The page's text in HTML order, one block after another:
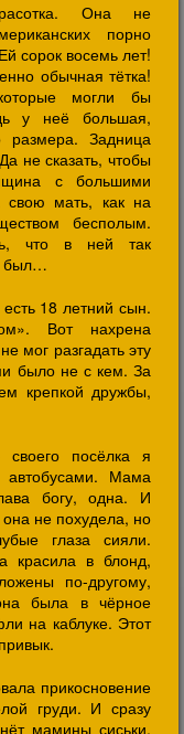
Она не
порно
сорок восемь лет!
обычная тётка!
могли бы
у неё большая,
Задница
не сказать, чтобы
с большими
мать, как на
бесполым.
что в ней так
был…
18 летний сын.
Вот нахрена
мог разгадать эту
было не с кем. За
крепкой дружбы,
посёлка я
Мама
богу, одна. И
не похудела, но
глаза сияли.
красила в блонд,
по-другому,
была в чёрное
на каблуке. Этот
прикосновение
груди. И сразу
мамины сиськи.